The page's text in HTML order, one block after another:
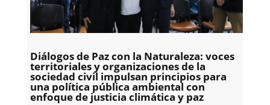
Diálogos de Paz con la Naturaleza: voces
territoriales y organizaciones de la
sociedad civil impulsan principios para
una política pública ambiental con
enfoque de justicia climática y paz